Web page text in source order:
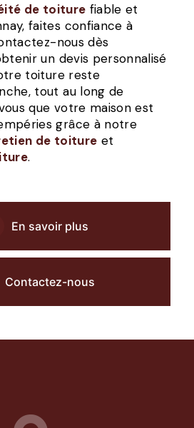
de toiture fiable et
faites confiance à
nous dès
un devis personnalisé
toiture reste
tout au long de
que votre maison est
grâce à notre
de toiture et
.
En savoir plus
Contactez-nous